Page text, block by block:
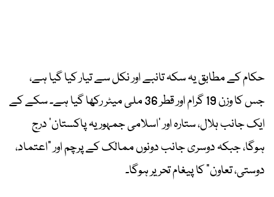
حکام کے مطابق یہ سکہ تانبے اور نکل سے تیار کیا گیا ہے،
جس کا وزن 19 گرام اور قطر 36 ملی میٹر رکھا گیا ہے۔ سکے کے
ایک جانب ہلال، ستارہ اور ’اسلامی جمہوریہ پاکستان‘ درج
ہوگا، جبکہ دوسری جانب دونوں ممالک کے پرچم اور “اعتماد،
دوستی، تعاون” کا پیغام تحریر ہوگا۔